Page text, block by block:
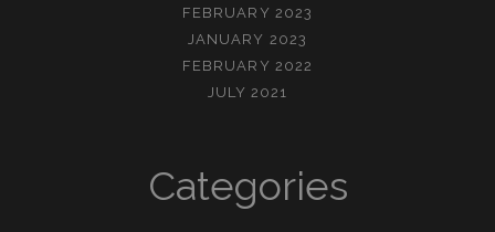
FEBRUARY 2023
JANUARY 2023
FEBRUARY 2022
JULY 2021
Categories